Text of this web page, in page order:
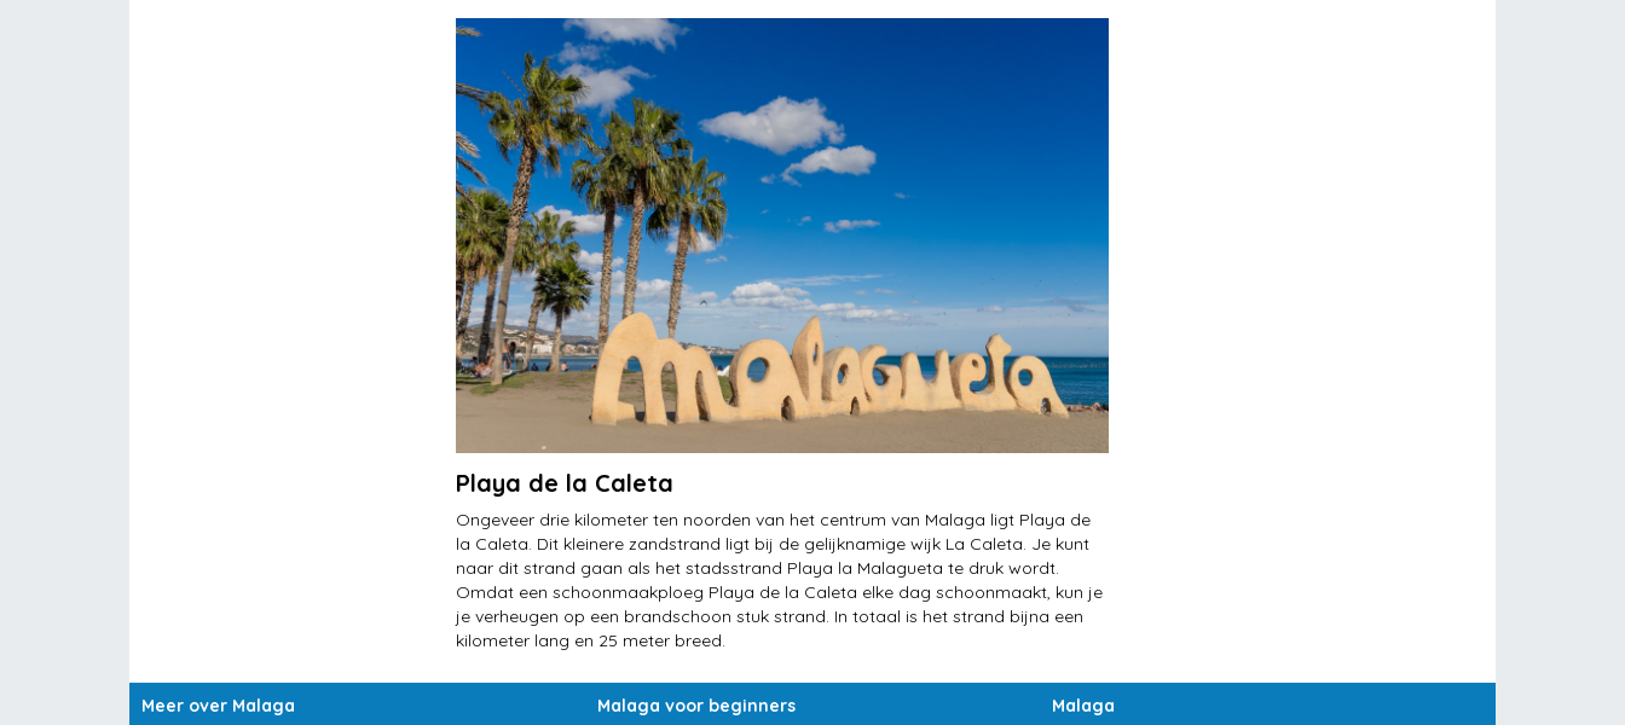
Playa de la Caleta
Ongeveer drie kilometer ten noorden van het centrum van Malaga ligt Playa de
la Caleta. Dit kleinere zandstrand ligt bij de gelijknamige wijk La Caleta. Je kunt
naar dit strand gaan als het stadsstrand Playa la Malagueta te druk wordt.
Omdat een schoonmaakploeg Playa de la Caleta elke dag schoonmaakt, kun je
je verheugen op een brandschoon stuk strand. In totaal is het strand bijna een
kilometer lang en 25 meter breed.
Meer over Malaga Malaga voor beginners Malaga